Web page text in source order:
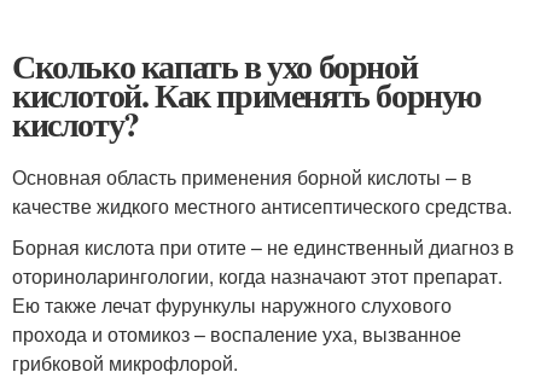
Сколько капать в ухо борной
кислотой. Как применять борную
кислоту?
Основная область применения борной кислоты – в
качестве жидкого местного антисептического средства.
Борная кислота при отите – не единственный диагноз в
оториноларингологии, когда назначают этот препарат.
Ею также лечат фурункулы наружного слухового
прохода и отомикоз – воспаление уха, вызванное
грибковой микрофлорой.